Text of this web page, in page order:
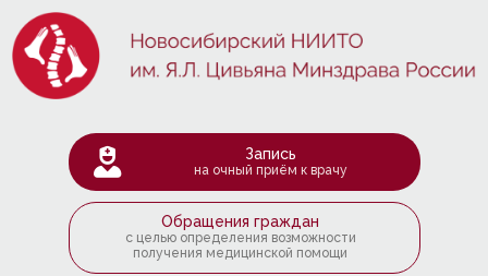
Запись
на очный приём к врачу
Обращения граждан
с целью определения возможности
получения медицинской помощи